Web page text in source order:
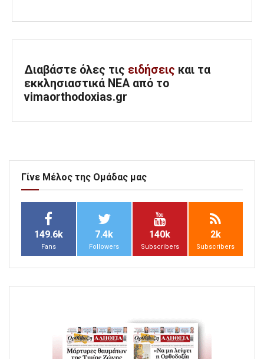
Διαβάστε όλες τις ειδήσεις και τα
εκκλησιαστικά ΝΕΑ από το
vimaorthodoxias.gr
Γίνε Μέλος της Ομάδας μας
149.6k
Fans
7.4k
Followers
140k
Subscribers
2k
Subscribers